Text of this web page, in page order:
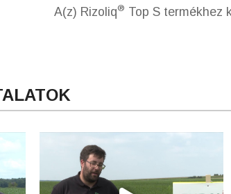
A(z) Rizoliq® Top S termékhez